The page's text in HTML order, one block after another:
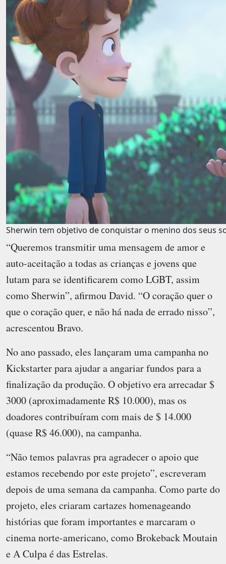
Sherwin tem objetivo de conquistar o menino dos seus
“Queremos transmitir uma mensagem de amor e
auto-aceitação a todas as crianças e jovens que
lutam para se identificarem como LGBT, assim
como Sherwin”, afirmou David. “O coração quer o
que o coração quer, e não há nada de errado nisso”,
acrescentou Bravo.
No ano passado, eles lançaram uma campanha no
Kickstarter para ajudar a angariar fundos para a
finalização da produção. O objetivo era arrecadar $
3000 (aproximadamente R$ 10.000), mas os
doadores contribuíram com mais de $ 14.000
(quase R$ 46.000), na campanha.
“Não temos palavras pra agradecer o apoio que
estamos recebendo por este projeto”, escreveram
depois de uma semana da campanha. Como parte do
projeto, eles criaram cartazes homenageando
histórias que foram importantes e marcaram o
cinema norte-americano, como Brokeback Moutain
e A Culpa é das Estrelas.